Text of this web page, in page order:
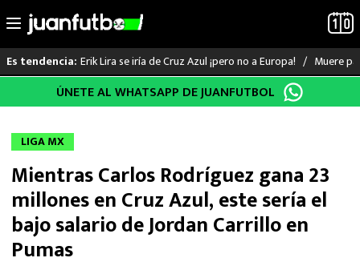
al
Es tendencia: Erik Lira se iría de Cruz Azul ¡pero no a Europa! Muere
LO ÚLTIMO
LIGA MX
RAYADOS
PUMAS
ATLANTE
ÚNETE AL WHATSAPP DE JUANFUTBOL
LIGA MX
Mientras Carlos Rodríguez gana 23
millones en Cruz Azul, este sería el
bajo salario de Jordan Carrillo en
Pumas